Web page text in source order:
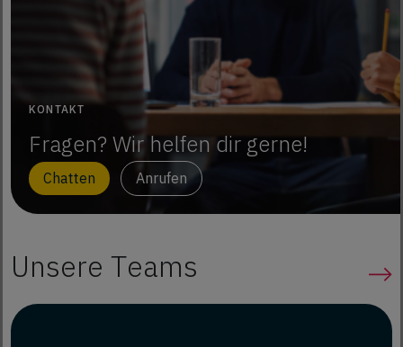
KONTAKT
Fragen? Wir helfen dir gerne!
Chatten Anrufen
Unsere Teams